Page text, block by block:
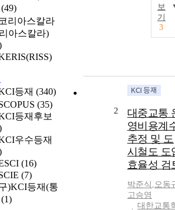
(49)
리아스칼라
아스칼라)
등재 (340)
(35)
등재후보
우수등재
(16)
(7)
)KCI등재(통
(1)
보
기
3
2
대중교통
영비용계
추정 및 도
시철도 도
효율성 검
박준식 ,오동
고승영
대한교통